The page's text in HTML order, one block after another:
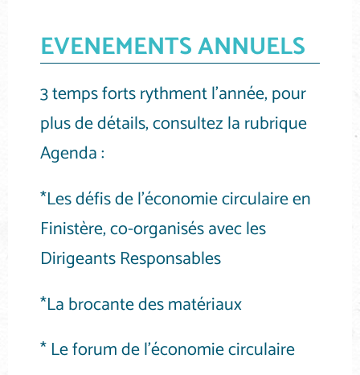
EVENEMENTS ANNUELS
3 temps forts rythment l’année, pour
plus de détails, consultez la rubrique
Agenda :
*Les défis de l’économie circulaire en
Finistère, co-organisés avec les
Dirigeants Responsables
*La brocante des matériaux
* Le forum de l’économie circulaire